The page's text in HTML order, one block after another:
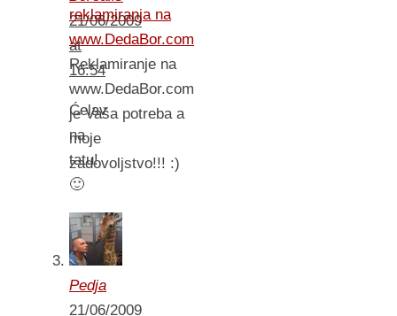
21/06/2009
at
16:54
Ćelav
na
tatu!
🙂
Pedja
21/06/2009
reklamiranja na
www.DedaBor.com
Reklamiranje na
www.DedaBor.com
je Vaša potreba a
moje
zadovoljstvo!!! :)